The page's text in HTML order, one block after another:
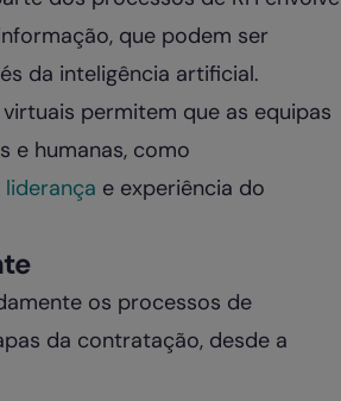
que podem ser
da inteligência artificial.
permitem que as equipas
e humanas, como
liderança e experiência do
os processos de
da contratação, desde a